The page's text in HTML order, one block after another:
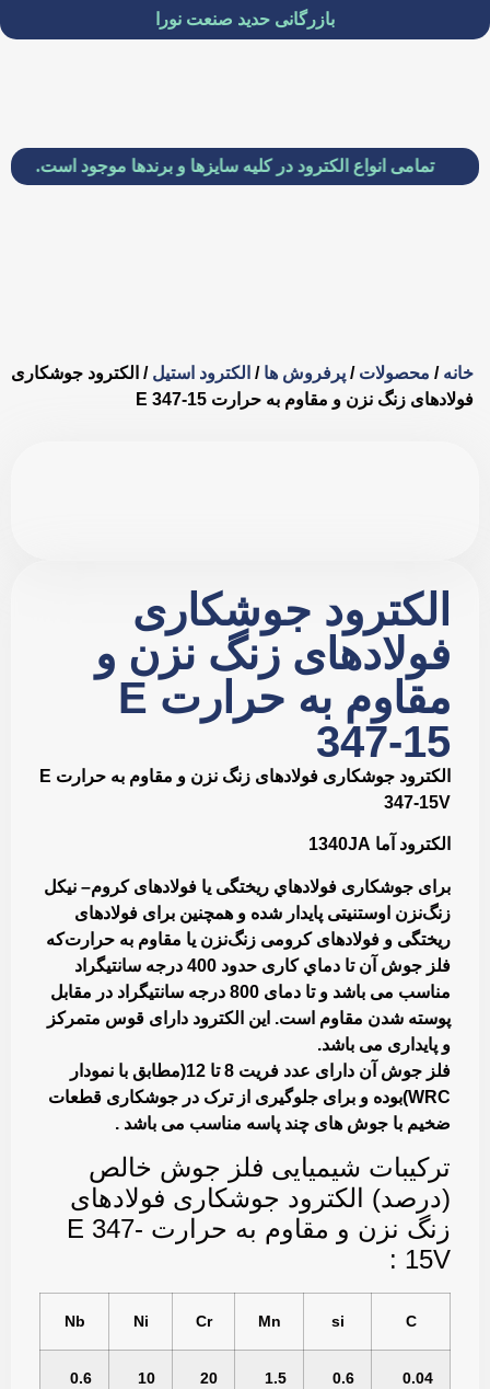
بازرگانی حدید صنعت نورا
انواع الکترود در کلیه سایزها و برندها موجود است.
خانه / محصولات / پرفروش ها / الکترود استیل / الکترود جوشکاری
فولادهای زنگ نزن و مقاوم به حرارت E 347-15
الکترود جوشکاری
فولادهای زنگ نزن و
مقاوم به حرارت E
347-15
الکترود جوشکاری فولادهای زنگ نزن و مقاوم به حرارت E
347-15V
الکترود آما 1340JA
برای جوشكاری فولادهاي ريختگی يا فولادهای كروم– نيكل
زنگ‌نزن اوستنيتی پايدار شده و همچنين برای فولادهای
ريختگی و فولادهای كرومی زنگ‌نزن يا مقاوم به حرارت‌كه
فلز جوش آن تا دماي كاری حدود 400 درجه سانتيگراد
مناسب می باشد و تا دمای 800 درجه سانتيگراد در مقابل
پوسته شدن مقاوم است. اين الكترود دارای قوس متمركز
و پايداری می باشد.
فلز جوش آن دارای عدد فریت 8 تا 12(مطابق با نمودار
WRC)بوده و برای جلوگیری از ترک در جوشکاری قطعات
ضخیم با جوش های چند پاسه مناسب می باشد .
تركيبات شيميايی فلز جوش خالص
(درصد) الکترود جوشکاری فولادهای
زنگ نزن و مقاوم به حرارت E 347-
15V :
C
si
Mn
Cr
Ni
Nb
0.04
0.6
1.5
20
10
0.6